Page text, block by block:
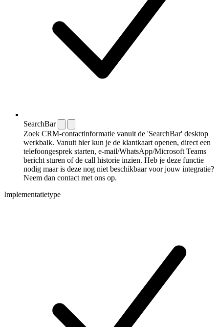
SearchBar
Zoek CRM-contactinformatie vanuit de 'SearchBar' desktop
werkbalk. Vanuit hier kun je de klantkaart openen, direct een
telefoongesprek starten, e-mail/WhatsApp/Microsoft Teams
bericht sturen of de call historie inzien. Heb je deze functie
nodig maar is deze nog niet beschikbaar voor jouw integratie?
Neem dan contact met ons op.
Implementatietype